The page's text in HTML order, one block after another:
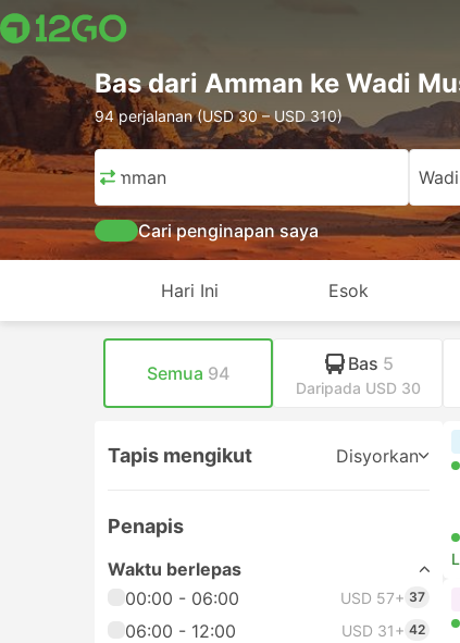
Bas dari Amman ke Wadi
94 perjalanan (USD 30 – USD 310)
Amman
Cari penginapan saya
Hari Ini Esok
Semua 94 Bas 5
Daripada USD 30
Tapis mengikut Disyorkan
Penapis
Waktu berlepas
00:00 - 06:00
USD 57+ 37
06:00 - 12:00 USD 31+ 42